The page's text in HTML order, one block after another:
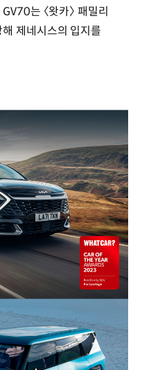
는 〈왓카〉 패밀리
제네시스의 입지를